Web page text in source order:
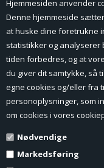
Denne hjemmeside
at huske dine foretrukne
statistikker og analyserer
tiden forbedres, og at
du giver dit samtykke, så
egne cookies og/eller fra
personoplysninger, som
om cookies i vores
Nødvendige
Markedsføring
Min Konto
Nyheder
Vilkår og betingelser
Profil
Erhverv log ind (B2B)